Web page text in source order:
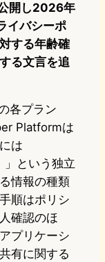
開し2026年
イバシーポ
する年齢確
る文言を追
各プラン
Platformは
は
」という独立
情報の種類
順はポリシ
確認のほ
プリケーシ
有に関する